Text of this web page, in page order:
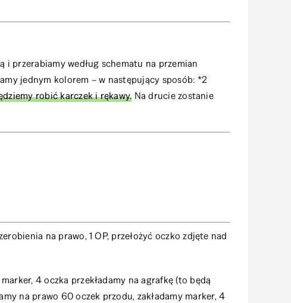
i przerabiamy według schematu na przemian
jednym kolorem – w następujący sposób: *2
robić karczek i rękawy. Na drucie zostanie
na prawo, 1 OP, przełożyć oczko zdjęte nad
4 oczka przekładamy na agrafkę (to będą
na prawo 60 oczek przodu, zakładamy marker, 4